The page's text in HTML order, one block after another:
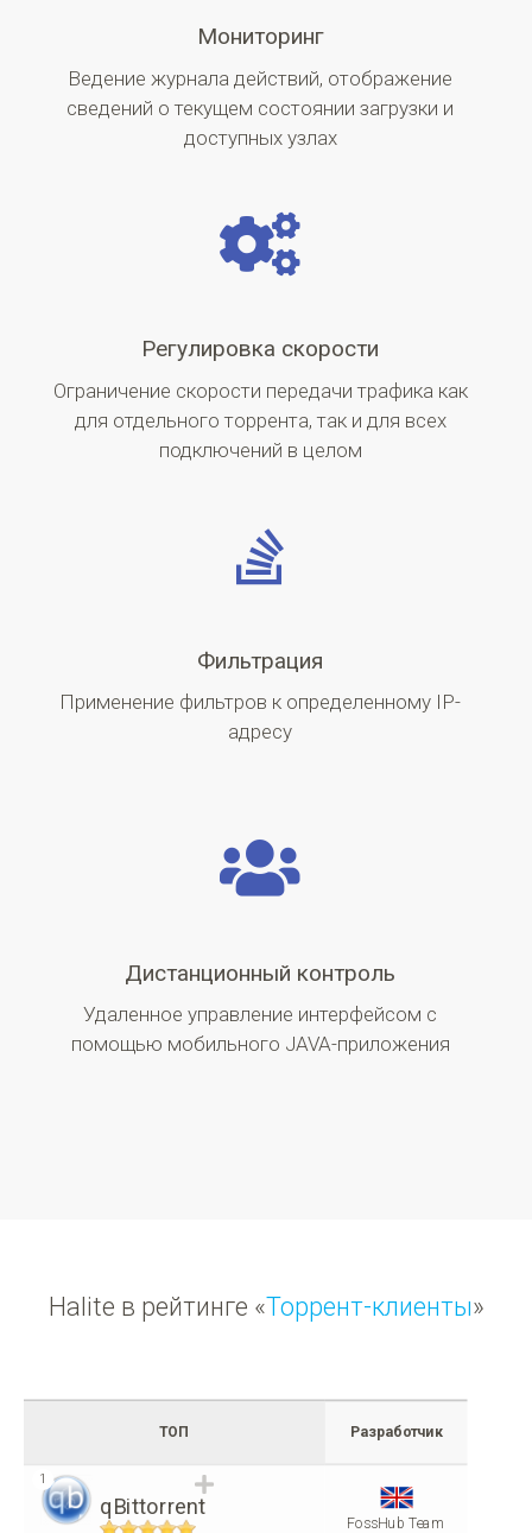
Мониторинг
Ведение журнала действий, отображение
сведений о текущем состоянии загрузки и
доступных узлах
Регулировка скорости
Ограничение скорости передачи трафика как
для отдельного торрента, так и для всех
подключений в целом
Фильтрация
Применение фильтров к определенному IP-
адресу
Дистанционный контроль
Удаленное управление интерфейсом с
помощью мобильного JAVA-приложения
Halite в рейтинге «Торрент-клиенты»
ТОП Разработчик
1
qBittorrent
FossHub Team